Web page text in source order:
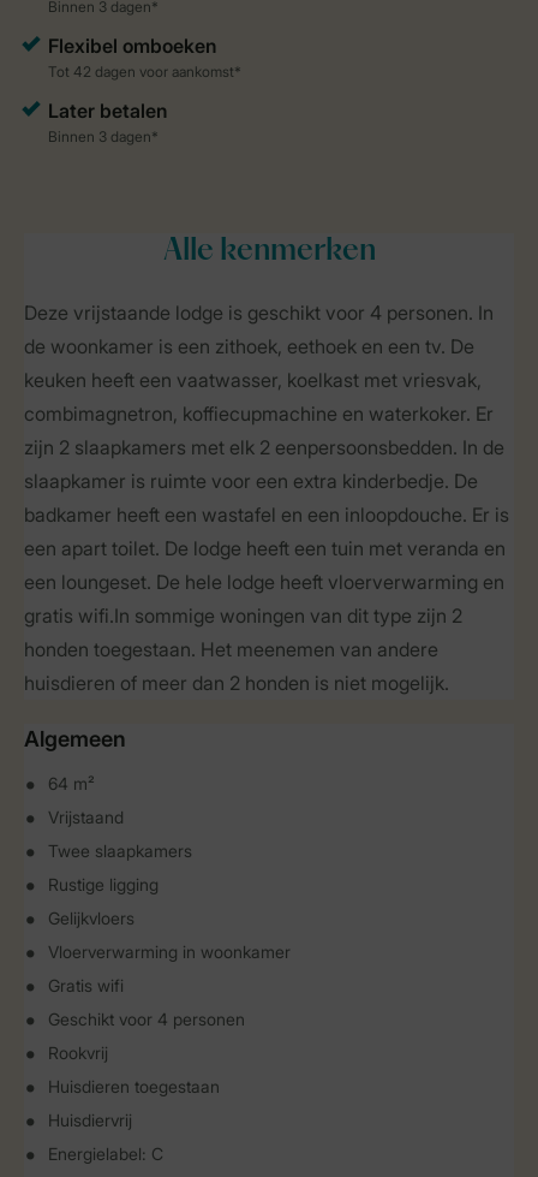
Alle kenmerken
Deze vrijstaande lodge is geschikt voor 4 personen. In
de woonkamer is een zithoek, eethoek en een tv. De
keuken heeft een vaatwasser, koelkast met vriesvak,
combimagnetron, koffiecupmachine en waterkoker. Er
zijn 2 slaapkamers met elk 2 eenpersoonsbedden. In de
slaapkamer is ruimte voor een extra kinderbedje. De
badkamer heeft een wastafel en een inloopdouche. Er is
een apart toilet. De lodge heeft een tuin met veranda en
een loungeset. De hele lodge heeft vloerverwarming en
gratis wifi.In sommige woningen van dit type zijn 2
honden toegestaan. Het meenemen van andere
huisdieren of meer dan 2 honden is niet mogelijk.
Algemeen
64 m²
Vrijstaand
Twee slaapkamers
Rustige ligging
Gelijkvloers
Vloerverwarming in woonkamer
Gratis wifi
Geschikt voor 4 personen
Rookvrij
Huisdieren toegestaan
Huisdiervrij
Energielabel: C